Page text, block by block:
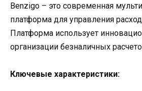
Benzigo – это современная
платформа для управления
Платформа использует
организации безналичных
Ключевые характеристики: